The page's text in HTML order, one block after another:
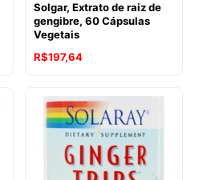
Solgar, Extrato de raiz de
gengibre, 60 Cápsulas
Vegetais
R$197,64